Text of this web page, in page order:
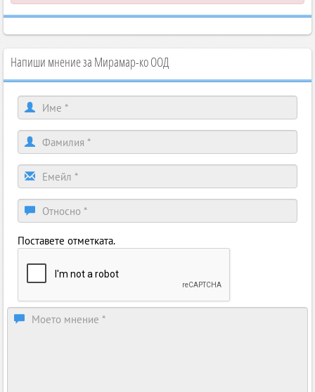
Напиши мнение за Мирамар-ко ООД
Поставете отметката.